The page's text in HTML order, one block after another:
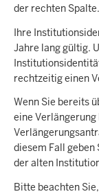
der rechten Spalte.
Ihre
Jahre lang gültig.
rechtzeitig einen
Wenn Sie bereits
eine
diesem Fall
der alten
Bitte beachten